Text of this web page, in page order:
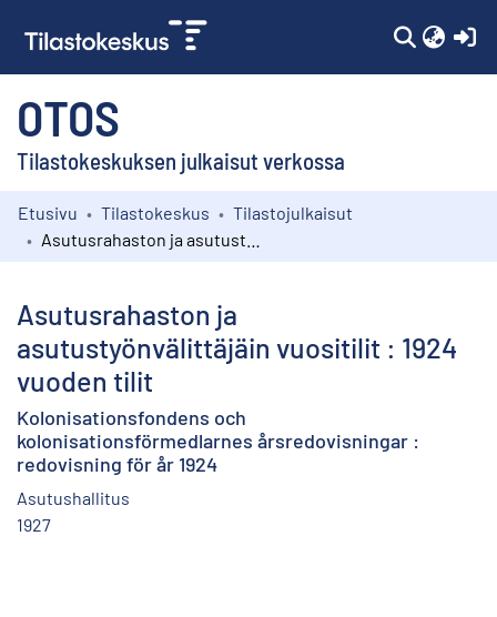
OTOS
Tilastokeskuksen julkaisut verkossa
Kokoelmat
Etusivu Tilastokeskus
Tilastojulkaisut
Asutusrahaston ja
asutustyönvälittäjäin vuositilit : 1924
vuoden tilit
Kolonisationsfondens och
kolonisationsförmedlarnes årsredovisningar :
redovisning för år 1924
Asutushallitus
1927